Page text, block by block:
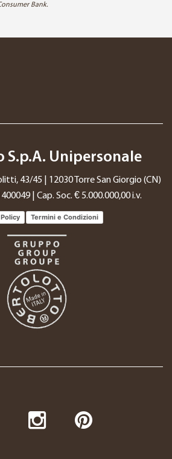
Bank.
Unipersonale
43/45 | 12030 Torre San Giorgio (CN)
| Cap. Soc. € 5.000.000,00 i.v.
Termini e Condizioni